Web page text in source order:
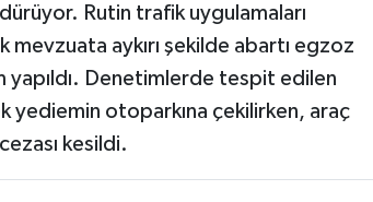
Rutin trafik uygulamaları
aykırı şekilde abartı egzoz
yapıldı. Denetimlerde tespit edilen
yediemin otoparkına çekilirken, araç
kesildi.